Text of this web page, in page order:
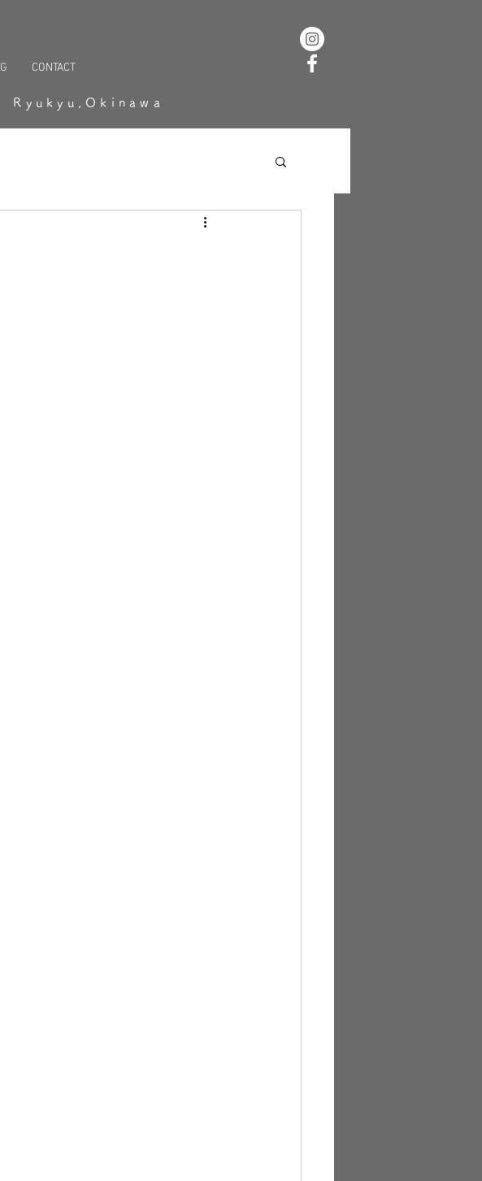
CONTACT
Ryukyu,Okinawa